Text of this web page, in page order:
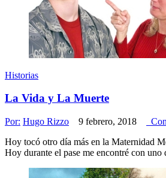
Historias
La Vida y La Muerte
Por: Hugo Rizzo 9 febrero, 2018
Hoy tocó otro día más en la Maternidad
Hoy durante el pase me encontré con uno